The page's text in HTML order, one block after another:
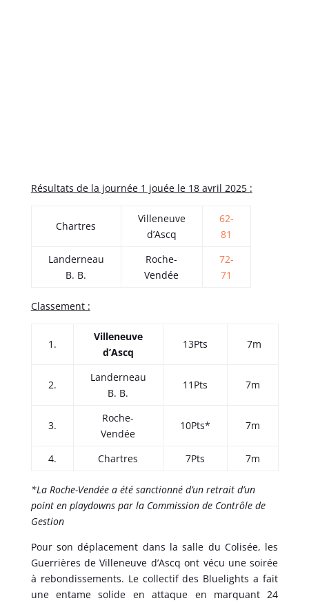
Résultats de la journée 1 jouée le 18 avril 2025 :
Chartres
Villeneuve
d’Ascq
62-
81
Landerneau
B. B.
Roche-
Vendée
72-
71
Classement :
1.
Villeneuve
d’Ascq
13Pts 7m
2.
Landerneau
B. B.
11Pts 7m
3.
Roche-
Vendée
10Pts* 7m
4. Chartres 7Pts 7m
*La Roche-Vendée a été sanctionné d’un retrait d’un
point en playdowns par la Commission de Contrôle de
Gestion
Pour son déplacement dans la salle du Colisée, les
Guerrières de Villeneuve d’Ascq ont vécu une soirée
à rebondissements. Le collectif des Bluelights a fait
une entame solide en attaque en marquant 24